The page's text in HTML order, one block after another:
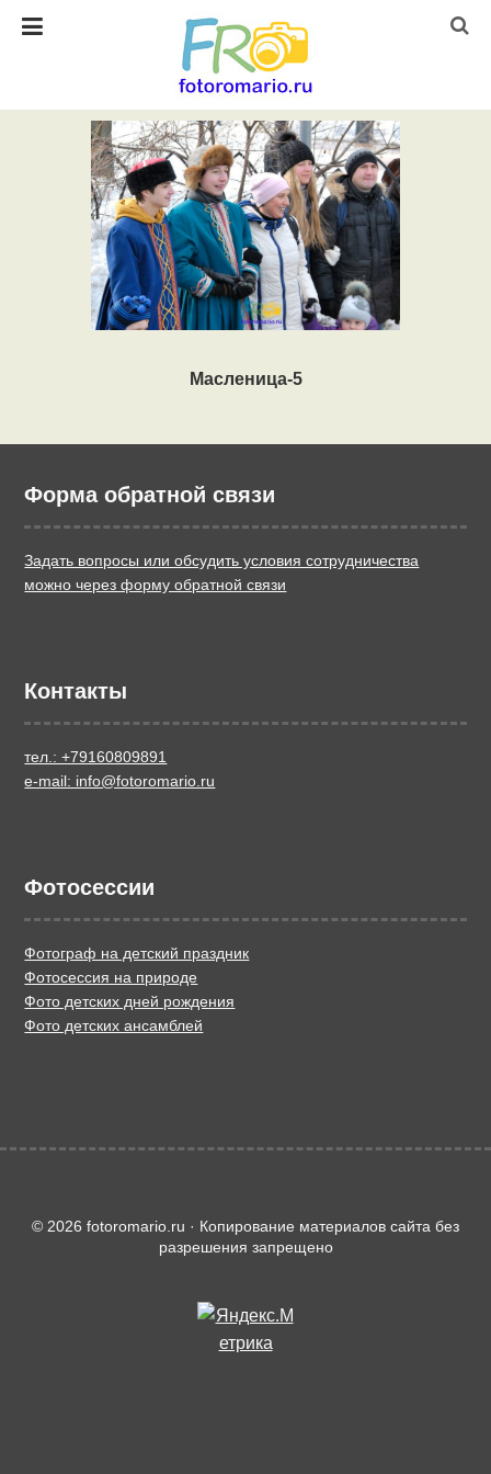
Масленица-5
Форма обратной связи
Задать вопросы или обсудить условия сотрудничества
можно через форму обратной связи
Контакты
тел.: +79160809891
e-mail: info@fotoromario.ru
Фотосессии
Фотограф на детский праздник
Фотосессия на природе
Фото детских дней рождения
Фото детских ансамблей
© 2026 fotoromario.ru · Копирование материалов сайта без
разрешения запрещено